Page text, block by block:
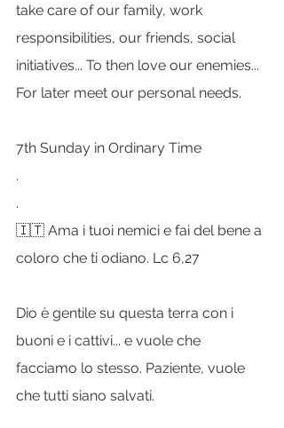
take care of our family, work
responsibilities, our friends, social
initiatives... To then love our enemies...
For later meet our personal needs.
7th Sunday in Ordinary Time
.
.
🇮🇹 Ama i tuoi nemici e fai del bene a
coloro che ti odiano. Lc 6,27
Dio è gentile su questa terra con i
buoni e i cattivi... e vuole che
facciamo lo stesso. Paziente, vuole
che tutti siano salvati.